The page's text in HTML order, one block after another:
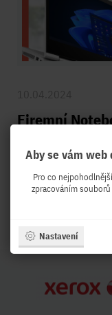
Firemní
Více
Aby se vám web
Pro co
zpracováním
Nastavení